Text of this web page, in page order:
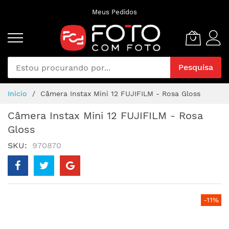
conteúdo
Meus Pedidos
Pesquisa
Inicio Câmera Instax Mini 12 FUJIFILM - Rosa Gloss
Câmera Instax Mini 12 FUJIFILM - Rosa
Gloss
SKU 970870
-11%